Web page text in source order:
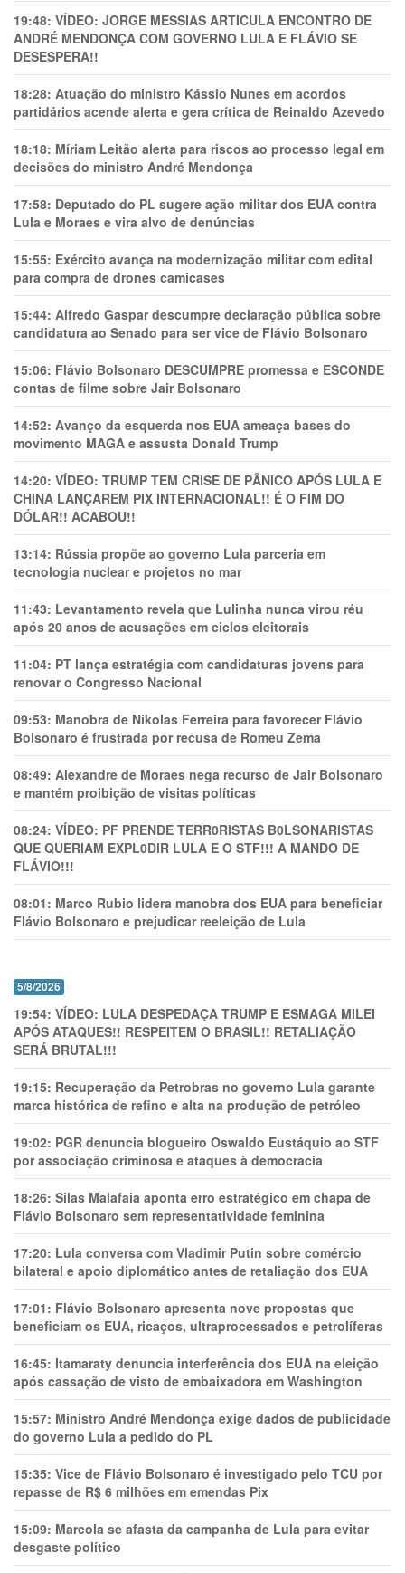
19:48: VÍDEO: JORGE MESSIAS ARTICULA ENCONTRO DE
ANDRÉ MENDONÇA COM GOVERNO LULA E FLÁVIO SE
DESESPERA!!
18:28: Atuação do ministro Kássio Nunes em acordos
partidários acende alerta e gera crítica de Reinaldo Azevedo
18:18: Míriam Leitão alerta para riscos ao processo legal em
decisões do ministro André Mendonça
17:58: Deputado do PL sugere ação militar dos EUA contra
Lula e Moraes e vira alvo de denúncias
15:55: Exército avança na modernização militar com edital
para compra de drones camicases
15:44: Alfredo Gaspar descumpre declaração pública sobre
candidatura ao Senado para ser vice de Flávio Bolsonaro
15:06: Flávio Bolsonaro DESCUMPRE promessa e ESCONDE
contas de filme sobre Jair Bolsonaro
14:52: Avanço da esquerda nos EUA ameaça bases do
movimento MAGA e assusta Donald Trump
14:20: VÍDEO: TRUMP TEM CRlSE DE PÂNlCO APÓS LULA E
CHINA LANÇAREM PIX INTERNACIONAL!! É O FIM DO
DÓLAR!! ACABOU!!
13:14: Rússia propõe ao governo Lula parceria em
tecnologia nuclear e projetos no mar
11:43: Levantamento revela que Lulinha nunca virou réu
após 20 anos de acusações em ciclos eleitorais
11:04: PT lança estratégia com candidaturas jovens para
renovar o Congresso Nacional
09:53: Manobra de Nikolas Ferreira para favorecer Flávio
Bolsonaro é frustrada por recusa de Romeu Zema
08:49: Alexandre de Moraes nega recurso de Jair Bolsonaro
e mantém proibição de visitas políticas
08:24: VÍDEO: PF PRENDE TERR0RlSTAS B0LSONARlSTAS
QUE QUERIAM EXPL0DlR LULA E O STF!!! A MANDO DE
FLÁVIO!!!
08:01: Marco Rubio lidera manobra dos EUA para beneficiar
Flávio Bolsonaro e prejudicar reeleição de Lula
5/8/2026
19:54: VÍDEO: LULA DESPEDAÇA TRUMP E ESMAGA MILEI
APÓS ATAQUES!! RESPEITEM O BRASIL!! RETALIAÇÃO
SERÁ BRUTAL!!!
19:15: Recuperação da Petrobras no governo Lula garante
marca histórica de refino e alta na produção de petróleo
19:02: PGR denuncia blogueiro Oswaldo Eustáquio ao STF
por associação criminosa e ataques à democracia
18:26: Silas Malafaia aponta erro estratégico em chapa de
Flávio Bolsonaro sem representatividade feminina
17:20: Lula conversa com Vladimir Putin sobre comércio
bilateral e apoio diplomático antes de retaliação dos EUA
17:01: Flávio Bolsonaro apresenta nove propostas que
beneficiam os EUA, ricaços, ultraprocessados e petrolíferas
16:45: Itamaraty denuncia interferência dos EUA na eleição
após cassação de visto de embaixadora em Washington
15:57: Ministro André Mendonça exige dados de publicidade
do governo Lula a pedido do PL
15:35: Vice de Flávio Bolsonaro é investigado pelo TCU por
repasse de R$ 6 milhões em emendas Pix
15:09: Marcola se afasta da campanha de Lula para evitar
desgaste político